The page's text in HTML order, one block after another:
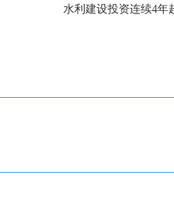
水利建设投资连续4年